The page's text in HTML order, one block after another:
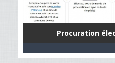
Procuration